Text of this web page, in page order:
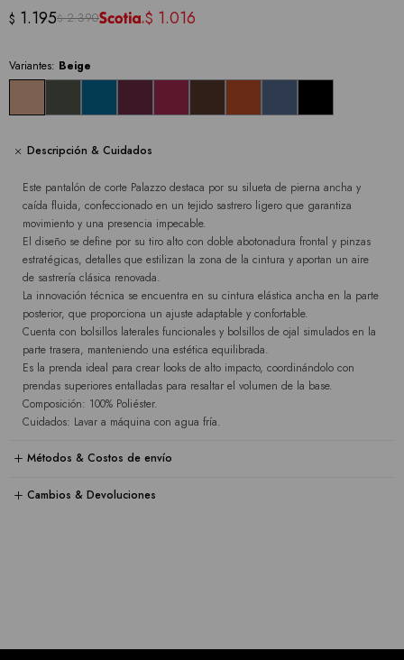
$ 1.195$ 2.390 $ 1.016
Variantes: Beige
Descripción & Cuidados
Este pantalón de corte Palazzo destaca por su silueta de pierna ancha y
caída fluida, confeccionado en un tejido sastrero ligero que garantiza
movimiento y una presencia impecable.
El diseño se define por su tiro alto con doble abotonadura frontal y pinzas
estratégicas, detalles que estilizan la zona de la cintura y aportan un aire
de sastrería clásica renovada.
La innovación técnica se encuentra en su cintura elástica ancha en la parte
posterior, que proporciona un ajuste adaptable y confortable.
Cuenta con bolsillos laterales funcionales y bolsillos de ojal simulados en la
parte trasera, manteniendo una estética equilibrada.
Es la prenda ideal para crear looks de alto impacto, coordinándolo con
prendas superiores entalladas para resaltar el volumen de la base.
Composición: 100% Poliéster.
Cuidados: Lavar a máquina con agua fría.
Métodos & Costos de envío
Cambios & Devoluciones